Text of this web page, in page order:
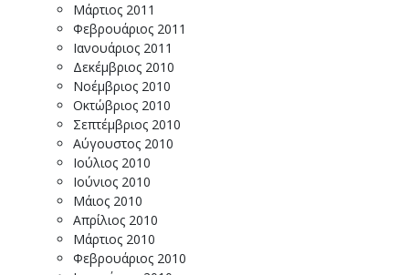
Μάρτιος 2011
Φεβρουάριος 2011
Ιανουάριος 2011
Δεκέμβριος 2010
Νοέμβριος 2010
Οκτώβριος 2010
Σεπτέμβριος 2010
Αύγουστος 2010
Ιούλιος 2010
Ιούνιος 2010
Μάιος 2010
Απρίλιος 2010
Μάρτιος 2010
Φεβρουάριος 2010